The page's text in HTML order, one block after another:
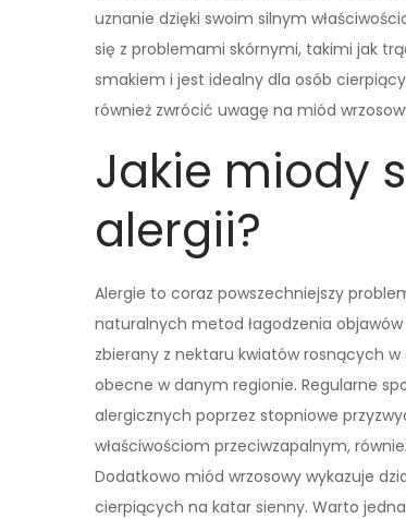
uznanie dzięki swoim silnym
się z problemami skórnymi, takimi jak
smakiem i jest idealny dla osób
również zwrócić uwagę na miód
Jakie miody
alergii?
Alergie to coraz powszechniejszy
naturalnych metod łagodzenia
zbierany z nektaru kwiatów rosnących
obecne w danym regionie. Regularne
alergicznych poprzez stopniowe
właściwościom przeciwzapalnym,
Dodatkowo miód wrzosowy wykazuje
cierpiących na katar sienny. Warto